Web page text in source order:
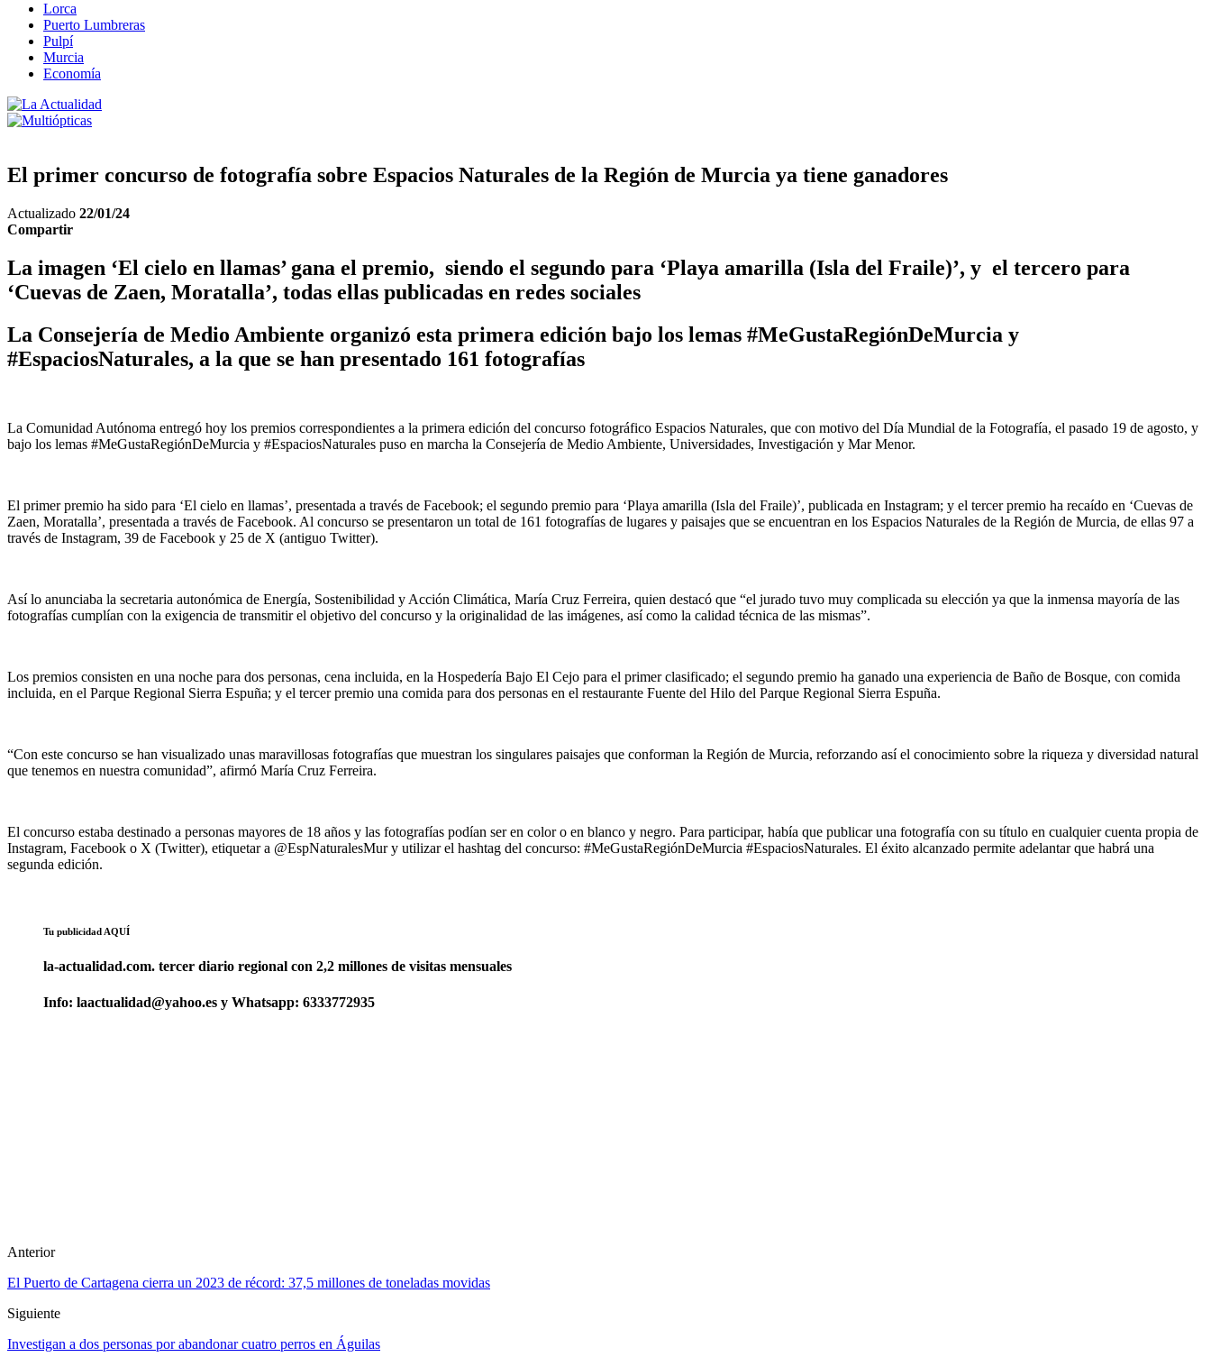
Lorca
Puerto Lumbreras
Pulpí
Murcia
Economía
El primer concurso de fotografía sobre Espacios Naturales de la Región de Murcia ya tiene ganadores
Actualizado 22/01/24
Compartir
La imagen ‘El cielo en llamas’ gana el premio, siendo el segundo para ‘Playa amarilla (Isla del Fraile)’, y el tercero para
‘Cuevas de Zaen, Moratalla’, todas ellas publicadas en redes sociales
La Consejería de Medio Ambiente organizó esta primera edición bajo los lemas #MeGustaRegiónDeMurcia y
#EspaciosNaturales, a la que se han presentado 161 fotografías
La Comunidad Autónoma entregó hoy los premios correspondientes a la primera edición del concurso fotográfico Espacios Naturales, que con motivo del Día Mundial de la Fotografía, el pasado 19 de agosto, y
bajo los lemas #MeGustaRegiónDeMurcia y #EspaciosNaturales puso en marcha la Consejería de Medio Ambiente, Universidades, Investigación y Mar Menor.
El primer premio ha sido para ‘El cielo en llamas’, presentada a través de Facebook; el segundo premio para ‘Playa amarilla (Isla del Fraile)’, publicada en Instagram; y el tercer premio ha recaído en ‘Cuevas de
Zaen, Moratalla’, presentada a través de Facebook. Al concurso se presentaron un total de 161 fotografías de lugares y paisajes que se encuentran en los Espacios Naturales de la Región de Murcia, de ellas 97 a
través de Instagram, 39 de Facebook y 25 de X (antiguo Twitter).
Así lo anunciaba la secretaria autonómica de Energía, Sostenibilidad y Acción Climática, María Cruz Ferreira, quien destacó que “el jurado tuvo muy complicada su elección ya que la inmensa mayoría de las
fotografías cumplían con la exigencia de transmitir el objetivo del concurso y la originalidad de las imágenes, así como la calidad técnica de las mismas”.
Los premios consisten en una noche para dos personas, cena incluida, en la Hospedería Bajo El Cejo para el primer clasificado; el segundo premio ha ganado una experiencia de Baño de Bosque, con comida
incluida, en el Parque Regional Sierra Espuña; y el tercer premio una comida para dos personas en el restaurante Fuente del Hilo del Parque Regional Sierra Espuña.
“Con este concurso se han visualizado unas maravillosas fotografías que muestran los singulares paisajes que conforman la Región de Murcia, reforzando así el conocimiento sobre la riqueza y diversidad natural
que tenemos en nuestra comunidad”, afirmó María Cruz Ferreira.
El concurso estaba destinado a personas mayores de 18 años y las fotografías podían ser en color o en blanco y negro. Para participar, había que publicar una fotografía con su título en cualquier cuenta propia de
Instagram, Facebook o X (Twitter), etiquetar a @EspNaturalesMur y utilizar el hashtag del concurso: #MeGustaRegiónDeMurcia #EspaciosNaturales. El éxito alcanzado permite adelantar que habrá una
segunda edición.
Tu publicidad AQUÍ
la-actualidad.com. tercer diario regional con 2,2 millones de visitas mensuales
Info: laactualidad@yahoo.es y Whatsapp: 6333772935
Anterior
El Puerto de Cartagena cierra un 2023 de récord: 37,5 millones de toneladas movidas
Siguiente
Investigan a dos personas por abandonar cuatro perros en Águilas